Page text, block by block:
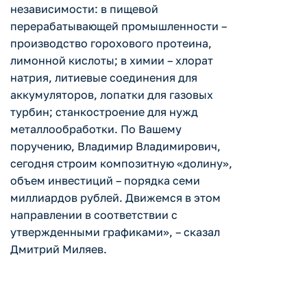
независимости: в пищевой
перерабатывающей промышленности –
производство горохового протеина,
лимонной кислоты; в химии – хлорат
натрия, литиевые соединения для
аккумуляторов, лопатки для газовых
турбин; станкостроение для нужд
металлообработки. По Вашему
поручению, Владимир Владимирович,
сегодня строим композитную «долину»,
объем инвестиций – порядка семи
миллиардов рублей. Движемся в этом
направлении в соответствии с
утвержденными графиками», – сказал
Дмитрий Миляев.